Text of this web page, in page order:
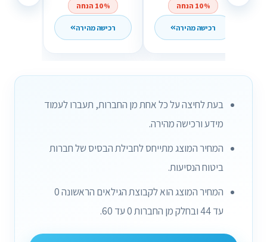
10% הנחה
רכישה מהירה
10% הנחה
רכישה מהירה
בעת לחיצה על כל אחת מן החברות, תעברו לעמוד
מידע ורכישה מהירה.
המחיר המוצג מתייחס לחבילת הבסיס של חברות
ביטוח הנסיעות.
המחיר המוצג הוא לקבוצת הגילאים הראשונה 0
עד 44 ובחלק מן החברות 0 עד 60.